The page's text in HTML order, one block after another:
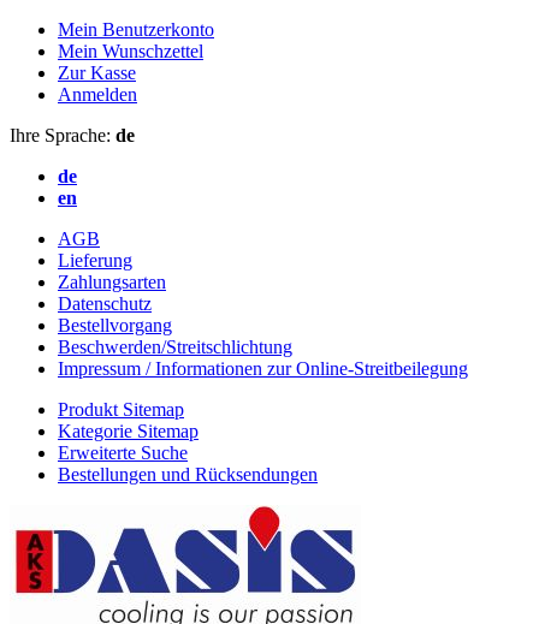
Mein Benutzerkonto
Mein Wunschzettel
Zur Kasse
Anmelden
Ihre Sprache: de
de
en
AGB
Lieferung
Zahlungsarten
Datenschutz
Bestellvorgang
Beschwerden/Streitschlichtung
Impressum / Informationen zur Online-Streitbeilegung
Produkt Sitemap
Kategorie Sitemap
Erweiterte Suche
Bestellungen und Rücksendungen